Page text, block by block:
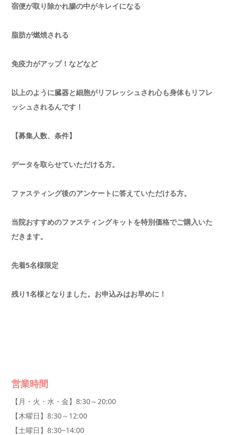
宿便が取り除かれ腸の中がキレイになる
脂肪が燃焼される
免疫力がアップ！などなど
以上のように臓器と細胞がリフレッシュされ心も身体もリフレ
ッシュされるんです！
【募集人数、条件】
データを取らせていただける方。
ファスティング後のアンケートに答えていただける方。
当院おすすめのファスティングキットを特別価格でご購入いた
だきます。
先着5名様限定
残り1名様となりました。お申込みはお早めに！
営業時間
【月・火・水・金】8:30～20:00
【木曜日】8:30～12:00
【土曜日】8:30~14:00